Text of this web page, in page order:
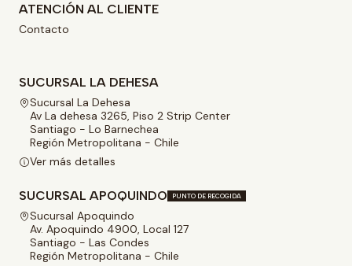
ATENCIÓN AL CLIENTE
Contacto
SUCURSAL LA DEHESA
Sucursal La Dehesa
Av La dehesa 3265, Piso 2 Strip Center
Santiago - Lo Barnechea
Región Metropolitana - Chile
Ver más detalles
SUCURSAL APOQUINDO PUNTO DE RECOGIDA
Sucursal Apoquindo
Av. Apoquindo 4900, Local 127
Santiago - Las Condes
Región Metropolitana - Chile